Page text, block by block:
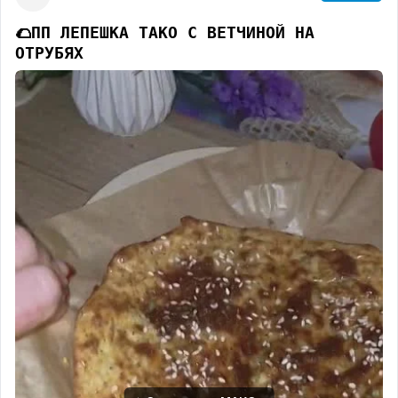
🟢Сушёный чеснок по вкусу;
🟢Перец чёрный молотый по вкусу;🟢Соль по
вкусу;
4️⃣ПЕРЕКУС:
ТВОРОЖНЫЙ МУСС
КБЖУ перекуса:
116 Ккал 9/5.2/7.75
Ингредиенты:
🟢Творог мягкий 5% 100 гр;
🟢Ягоды 50 гр;
🟢Сахарозаменитель по желанию;
Ягоды разморозить и размять вилкой. Добавить к
творогу, можно добавить сахарозаменитель.
5️⃣УЖИН
🌮ПП ЛЕПЕШКА ТАКО С ВЕТЧИНОЙ НА
ОТРУБЯХ